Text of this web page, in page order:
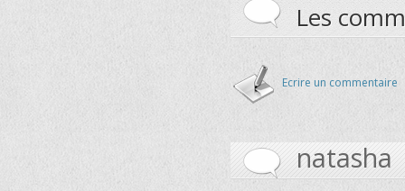
Les
Ecrire un commentaire
natasha